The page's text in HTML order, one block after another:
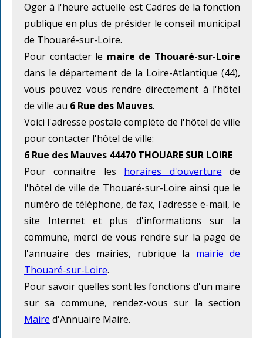
Oger à l'heure actuelle est Cadres de la fonction
publique en plus de présider le conseil municipal
de Thouaré-sur-Loire.
Pour contacter le maire de Thouaré-sur-Loire
dans le département de la Loire-Atlantique (44),
vous pouvez vous rendre directement à l'hôtel
de ville au 6 Rue des Mauves.
Voici l'adresse postale complète de l'hôtel de ville
pour contacter l'hôtel de ville:
6 Rue des Mauves 44470 THOUARE SUR LOIRE
Pour connaitre les horaires d'ouverture de
l'hôtel de ville de Thouaré-sur-Loire ainsi que le
numéro de téléphone, de fax, l'adresse e-mail, le
site Internet et plus d'informations sur la
commune, merci de vous rendre sur la page de
l'annuaire des mairies, rubrique la mairie de
Thouaré-sur-Loire.
Pour savoir quelles sont les fonctions d'un maire
sur sa commune, rendez-vous sur la section
Maire d'Annuaire Maire.